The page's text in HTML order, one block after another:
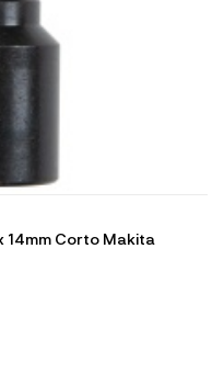
14mm Corto Makita